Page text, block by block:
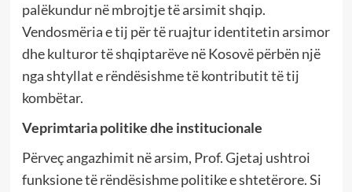
palëkundur në mbrojtje të arsimit shqip.
Vendosmëria e tij për të ruajtur identitetin arsimor
dhe kulturor të shqiptarëve në Kosovë përbën një
nga shtyllat e rëndësishme të kontributit të tij
kombëtar.
Veprimtaria politike dhe institucionale
Përveç angazhimit në arsim, Prof. Gjetaj ushtroi
funksione të rëndësishme politike e shtetërore. Si